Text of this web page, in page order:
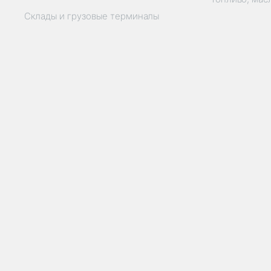
Склады и грузовые терминалы